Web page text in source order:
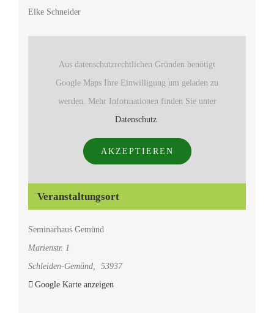
Elke Schneider
Veranstaltungsort
Seminarhaus Gemünd
Marienstr. 1
Schleiden-Gemünd,
53937
Google Karte anzeigen
Aus datenschutzrechtlichen Gründen benötigt
Google Maps Ihre Einwilligung um geladen zu
werden. Mehr Informationen finden Sie unter
Datenschutz
AKZEPTIEREN